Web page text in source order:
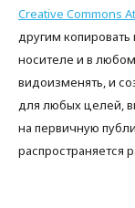
Creative Commons
другим
носителе и в
видоизменять, и
для любых целей,
на первичную
распространяется